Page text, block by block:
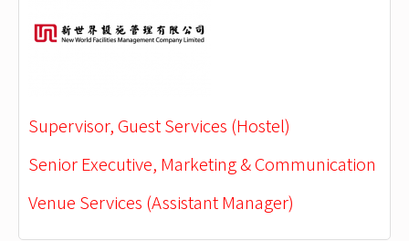
Supervisor, Guest Services (Hostel)
Senior Executive, Marketing & Communication
Venue Services (Assistant Manager)